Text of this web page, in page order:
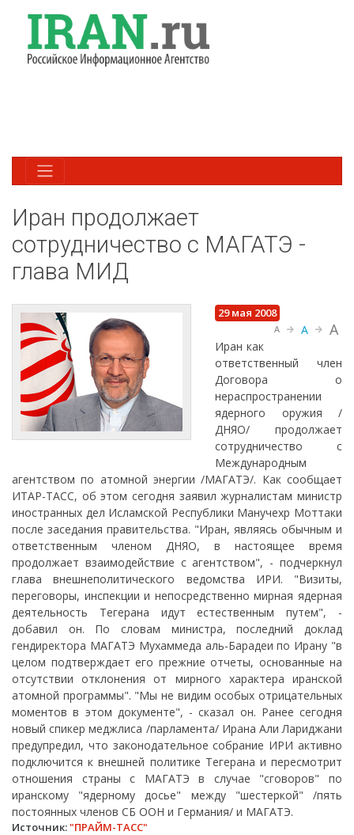
Иран продолжает
сотрудничество с МАГАТЭ -
глава МИД
29 мая 2008
A A A
Иран как
ответственный член
Договора о
нераспространении
ядерного оружия /
ДНЯО/ продолжает
сотрудничество с
Международным
агентством по атомной энергии /МАГАТЭ/. Как сообщает
ИТАР-ТАСС, об этом сегодня заявил журналистам министр
иностранных дел Исламской Республики Манучехр Моттаки
после заседания правительства. "Иран, являясь обычным и
ответственным членом ДНЯО, в настоящее время
продолжает взаимодействие с агентством", - подчеркнул
глава внешнеполитического ведомства ИРИ. "Визиты,
переговоры, инспекции и непосредственно мирная ядерная
деятельность Тегерана идут естественным путем", -
добавил он. По словам министра, последний доклад
гендиректора МАГАТЭ Мухаммеда аль-Барадеи по Ирану "в
целом подтверждает его прежние отчеты, основанные на
отсутствии отклонения от мирного характера иранской
атомной программы". "Мы не видим особых отрицательных
моментов в этом документе", - сказал он. Ранее сегодня
новый спикер меджлиса /парламента/ Ирана Али Лариджани
предупредил, что законодательное собрание ИРИ активно
подключится к внешней политике Тегерана и пересмотрит
отношения страны с МАГАТЭ в случае "сговоров" по
иранскому "ядерному досье" между "шестеркой" /пять
постоянных членов СБ ООН и Германия/ и МАГАТЭ.
Источник:"ПРАЙМ-ТАСС"